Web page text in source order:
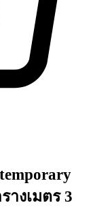
างเมตร 3